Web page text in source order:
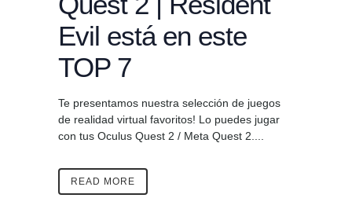
Evil está en este
TOP 7
Te presentamos nuestra selección de juegos
de realidad virtual favoritos! Lo puedes jugar
con tus Oculus Quest 2 / Meta Quest 2....
READ MORE